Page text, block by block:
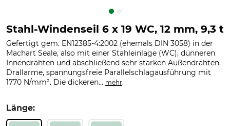
Stahl-Windenseil 6 x 19 WC, 12 mm, 9,3 t
Gefertigt gem. EN12385-4:2002 (ehemals DIN 3058) in der
Machart Seale, also mit einer Stahleinlage (WC), dünneren
Innendrähten und abschließend sehr starken Außendrähten.
Drallarme, spannungsfreie Parallelschlagausführung mit
1770 N/mm². Die dickeren... mehr.
Länge: